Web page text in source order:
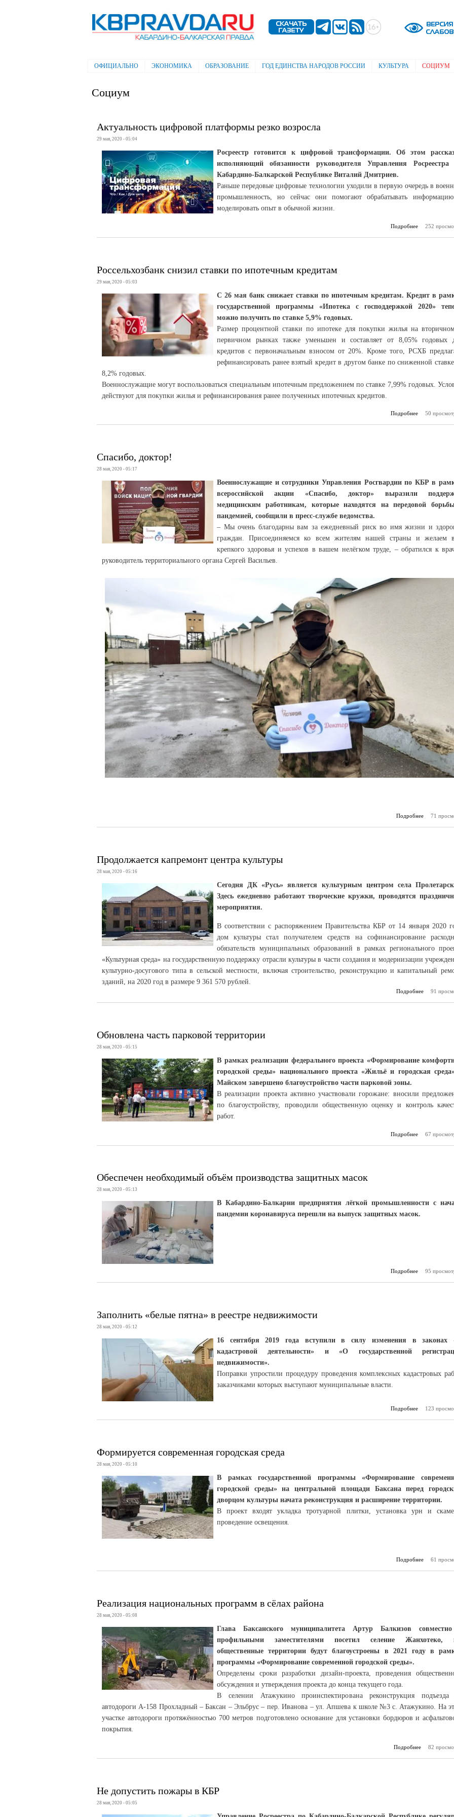
содержанию
Электронная газета "Кабардино-
Балкарская правда"
Главное меню
ОФИЦИАЛЬНО ЭКОНОМИКА ОБРАЗОВАНИЕ ГОД ЕДИНСТВА НАРОДОВ РОССИИ КУЛЬТУРА СОЦИУМ
Социум
Актуальность цифровой платформы резко возросла
29 мая, 2020 - 05:04
Росреестр готовится к цифровой трансформации. Об этом
исполняющий обязанности руководителя Управления Росреестра
Кабардино-Балкарской Республике Виталий Дмитриев.
Раньше передовые цифровые технологии уходили в первую очередь в
промышленность, но сейчас они помогают обрабатывать
моделировать опыт в обычной жизни.
Подробнее
о
252
Россельхозбанк снизил ставки по ипотечным кредитам
29 мая, 2020 - 05:03
С 26 мая банк снижает ставки по ипотечным кредитам. Кредит в
государственной программы «Ипотека с господдержкой 2020»
можно получить по ставке 5,9% годовых.
Размер процентной ставки по ипотеке для покупки жилья на
первичном рынках также уменьшен и составляет от 8,05% годовых
кредитов с первоначальным взносом от 20%. Кроме того, РСХБ
рефинансировать ранее взятый кредит в другом банке по сниженной
8,2% годовых.
Военнослужащие могут воспользоваться специальным ипотечным предложением по ставке 7,99% годовых.
действуют для покупки жилья и рефинансирования ранее полученных ипотечных кредитов.
Подробнее
о
50
Спасибо, доктор!
28 мая, 2020 - 05:17
Военнослужащие и сотрудники Управления Росгвардии по КБР в
всероссийской акции «Спасибо, доктор» выразили
медицинским работникам, которые находятся на передовой
пандемией, сообщили в пресс-службе ведомства.
– Мы очень благодарны вам за ежедневный риск во имя жизни и
граждан. Присоединяемся ко всем жителям нашей страны и желаем
крепкого здоровья и успехов в вашем нелёгком труде, – обратился к
руководитель территориального органа Сергей Васильев.
Подробнее о Спасибо,
71
Продолжается капремонт центра культуры
28 мая, 2020 - 05:16
Сегодня ДК «Русь» является культурным центром села
Здесь ежедневно работают творческие кружки, проводятся
мероприятия.
В соответствии с распоряжением Правительства КБР от 14 января 2020
дом культуры стал получателем средств на софинансирование
обязательств муниципальных образований в рамках регионального
«Культурная среда» на государственную поддержку отрасли культуры в части создания и модернизации
культурно-досугового типа в сельской местности, включая строительство, реконструкцию и капитальный
зданий, на 2020 год в размере 9 361 570 рублей.
Подробнее
о
91
Обновлена часть парковой территории
28 мая, 2020 - 05:15
В рамках реализации федерального проекта «Формирование
городской среды» национального проекта «Жильё и городская
Майском завершено благоустройство части парковой зоны.
В реализации проекта активно участвовали горожане: вносили
по благоустройству, проводили общественную оценку и контроль
работ.
Подробнее
о
67
Обеспечен необходимый объём производства защитных масок
28 мая, 2020 - 05:13
В Кабардино-Балкарии предприятия лёгкой промышленности с
пандемии коронавируса перешли на выпуск защитных масок.
Подробнее
о
95
Заполнить «белые пятна» в реестре недвижимости
28 мая, 2020 - 05:12
16 сентября 2019 года вступили в силу изменения в законах
кадастровой деятельности» и «О государственной
недвижимости».
Поправки упростили процедуру проведения комплексных кадастровых
заказчиками которых выступают муниципальные власти.
Подробнее
о
123
Формируется современная городская среда
28 мая, 2020 - 05:10
В рамках государственной программы «Формирование
городской среды» на центральной площади Баксана перед
дворцом культуры начата реконструкция и расширение территории.
В проект входят укладка тротуарной плитки, установка урн и
проведение освещения.
Подробнее
о
61
Реализация национальных программ в сёлах района
28 мая, 2020 - 05:08
Глава Баксанского муниципалитета Артур Балкизов
профильными заместителями посетил селение Жанхотеко,
общественные территории будут благоустроены в 2021 году в
программы «Формирование современной городской среды».
Определены сроки разработки дизайн-проекта, проведения
обсуждения и утверждения проекта до конца текущего года.
В селении Атажукино проинспектирована реконструкция подъезда
автодороги А-158 Прохладный – Баксан – Эльбрус – пер. Иванова – ул. Апшева к школе №3 с. Атажукино. На
участке автодороги протяжённостью 700 метров подготовлено основание для установки бордюров и
покрытия.
Подробнее
о
82
Не допустить пожары в КБР
28 мая, 2020 - 05:05